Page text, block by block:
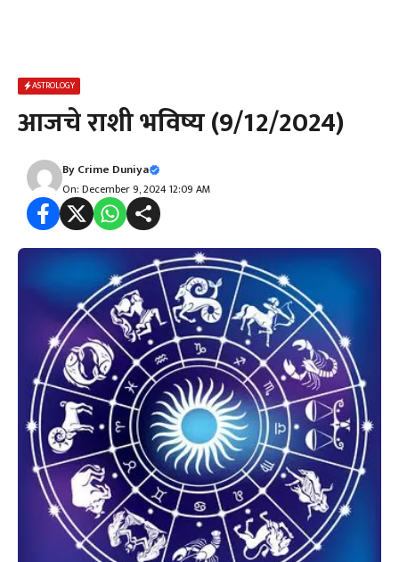
ASTROLOGY
आजचे राशी भविष्य (9/12/2024)
ByCrime Duniya
On: December 9, 2024 12:09 AM